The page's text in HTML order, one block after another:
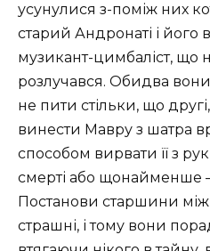
усунулися з-поміж них
старий Андронаті і його
музикант-цимбаліст, що
розлучався. Обидва
не пити стільки, що
винести Мавру з шатра
способом вирвати її з
смерті або щонайменше
Постанови старшини
страшні, і тому вони